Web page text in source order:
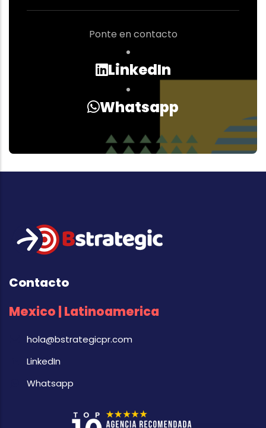
Ponte en contacto
LinkedIn
Whatsapp
Contacto
Mexico | Latinoamerica
hola@bstrategicpr.com
LinkedIn
Whatsapp